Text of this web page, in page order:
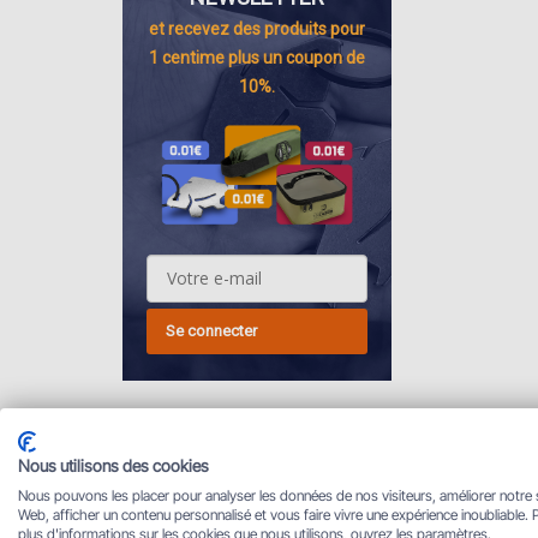
et recevez desproduits pour
1 centimeplus un coupon de
10%.
Se connecter
Nous utilisons des cookies
Nous pouvons les placer pour analyser les données de nos visiteurs, améliorer notre
Web, afficher un contenu personnalisé et vous faire vivre une expérience inoubliable.
plus d'informations sur les cookies que nous utilisons, ouvrez les paramètres.